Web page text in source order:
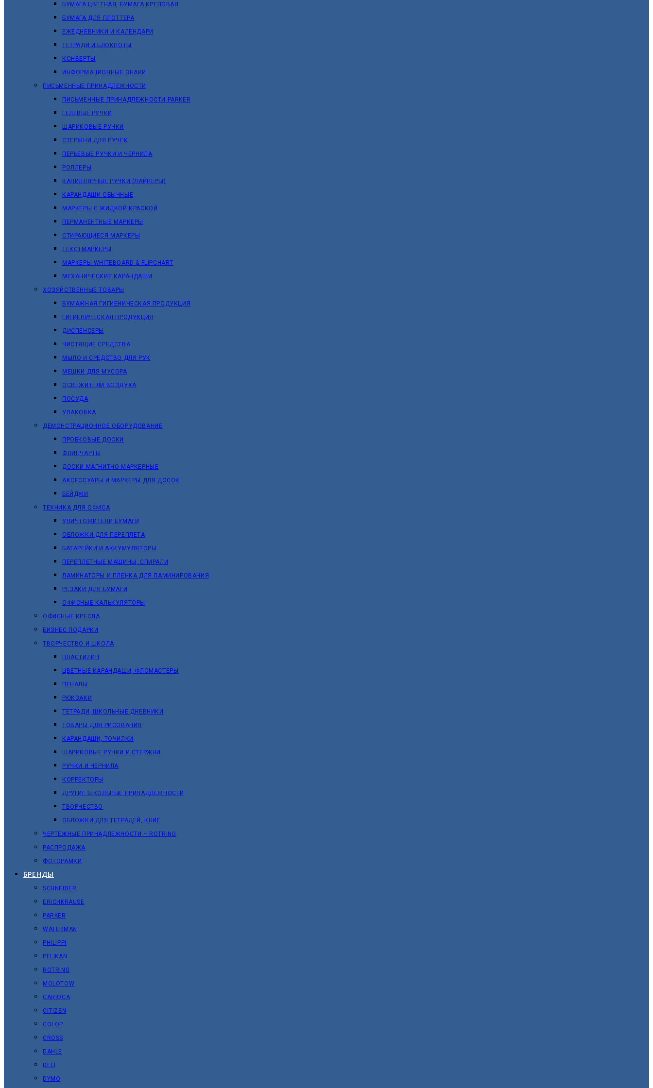
БУМАГА ЦВЕТНАЯ, БУМАГА КРЕПОВАЯ
БУМАГА ДЛЯ ПЛОТТЕРА
ЕЖЕДНЕВНИКИ И КАЛЕНДАРИ
ТЕТРАДИ И БЛОКНОТЫ
КОНВЕРТЫ
ИНФОРМАЦИОННЫЕ ЗНАКИ
ПИСЬМЕННЫЕ ПРИНАДЛЕЖНОСТИ
ПИСЬМЕННЫЕ ПРИНАДЛЕЖНОСТИ PARKER
ГЕЛЕВЫЕ РУЧКИ
ШАРИКОВЫЕ РУЧКИ
СТЕРЖНИ ДЛЯ РУЧЕК
ПЕРЬЕВЫЕ РУЧКИ И ЧЕРНИЛА
РОЛЛЕРЫ
КАПИЛЛЯРНЫЕ РУЧКИ (ЛАЙНЕРЫ)
КАРАНДАШИ ОБЫЧНЫЕ
МАРКЕРЫ C ЖИДКОЙ КРАСКОЙ
ПЕРМАНЕНТНЫЕ МАРКЕРЫ
СТИРАЮЩИЕСЯ МАРКЕРЫ
ТЕКСТМАРКЕРЫ
МАРКЕРЫ WHITEBOARD & FLIPCHART
МЕХАНИЧЕСКИЕ КАРАНДАШИ
ХОЗЯЙСТВЕННЫЕ ТОВАРЫ
БУМАЖНАЯ ГИГИЕНИЧЕСКАЯ ПРОДУКЦИЯ
ГИГИЕНИЧЕСКАЯ ПРОДУКЦИЯ
ДИСПЕНСЕРЫ
ЧИСТЯЩИЕ СРЕДСТВА
МЫЛО И СРЕДСТВО ДЛЯ РУК
МЕШКИ ДЛЯ МУСОРА
ОСВЕЖИТЕЛИ ВОЗДУХА
ПОСУДА
УПАКОВКА
ДЕМОНСТРАЦИОННОЕ ОБОРУДОВАНИЕ
ПРОБКОВЫЕ ДОСКИ
ФЛИПЧАРТЫ
ДОСКИ МАГНИТНО-МАРКЕРНЫЕ
АКСЕССУАРЫ И МАРКЕРЫ ДЛЯ ДОСОК
БЕЙДЖИ
ТЕХНИКА ДЛЯ ОФИСА
УНИЧТОЖИТЕЛИ БУМАГИ
ОБЛОЖКИ ДЛЯ ПЕРЕПЛЕТА
БАТАРЕЙКИ И АККУМУЛЯТОРЫ
ПЕРЕПЛЕТНЫЕ МАШИНЫ, СПИРАЛИ
ЛАМИНАТОРЫ И ПЛЕНКА ДЛЯ ЛАМИНИРОВАНИЯ
РЕЗАКИ ДЛЯ БУМАГИ
ОФИСНЫЕ КАЛЬКУЛЯТОРЫ
ОФИСНЫЕ КРЕСЛА
БИЗНЕС ПОДАРКИ
ТВОРЧЕСТВО И ШКОЛА
ПЛАСТИЛИН
ЦВЕТНЫЕ КАРАНДАШИ, ФЛОМАСТЕРЫ
ПЕНАЛЫ
РЮКЗАКИ
ТЕТРАДИ, ШКОЛЬНЫЕ ДНЕВНИКИ
ТОВАРЫ ДЛЯ РИСОВАНИЯ
КАРАНДАШИ, ТОЧИЛКИ
ШАРИКОВЫЕ РУЧКИ И СТЕРЖНИ
РУЧКИ И ЧЕРНИЛА
КОРРЕКТОРЫ
ДРУГИЕ ШКОЛЬНЫЕ ПРИНАДЛЕЖНОСТИ
ТВОРЧЕСТВО
ОБЛОЖКИ ДЛЯ ТЕТРАДЕЙ, КНИГ
ЧЕРТЕЖНЫЕ ПРИНАДЛЕЖНОСТИ – ROTRING
РАСПРОДАЖА
ФОТОРАМКИ
БРЕНДЫ
SCHNEIDER
ERICHKRAUSE
PARKER
WATERMAN
PHILIPPI
PELIKAN
ROTRING
MOLOTOW
CARIOCA
CITIZEN
COLOP
CROSS
DAHLE
DELI
DYMO